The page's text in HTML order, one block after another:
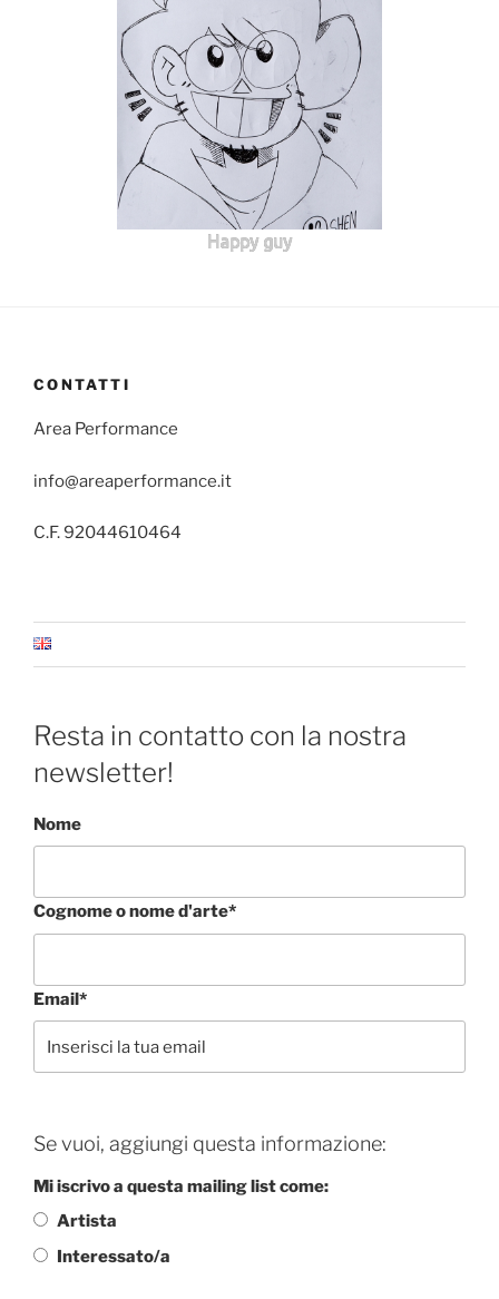
Happy guy
CONTATTI
Area Performance
info@areaperformance.it
C.F. 92044610464
Resta in contatto con la nostra
newsletter!
Nome
Cognome o nome d'arte*
Email*
Se vuoi, aggiungi questa informazione:
Mi iscrivo a questa mailing list come:
Artista
Interessato/a